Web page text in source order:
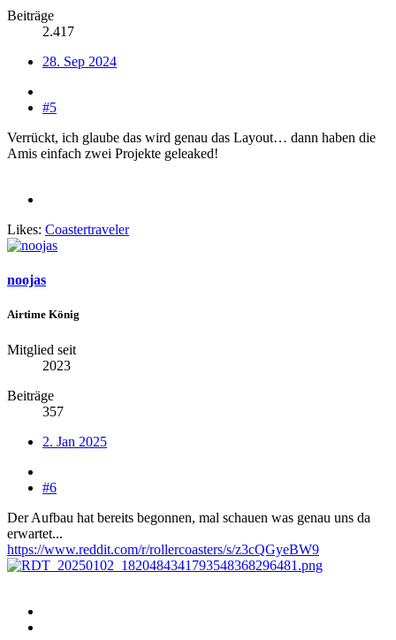
Beiträge
2.417
28. Sep 2024
#5
Verrückt, ich glaube das wird genau das Layout… dann haben die
Amis einfach zwei Projekte geleaked!
Likes: Coastertraveler
noojas
Airtime König
Mitglied seit
2023
Beiträge
357
2. Jan 2025
#6
Der Aufbau hat bereits begonnen, mal schauen was genau uns da
erwartet...
https://www.reddit.com/r/rollercoasters/s/z3cQGyeBW9